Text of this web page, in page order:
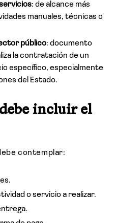
: de alcance más
manuales, técnicas o
público: documento
la contratación de un
específico, especialmente
del Estado.
incluir el
contemplar:
o servicio a realizar.